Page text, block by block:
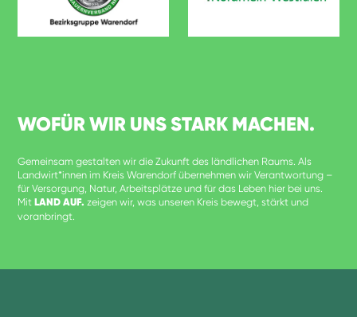
WOFÜR WIR UNS STARK MACHEN.
Gemeinsam gestalten wir die Zukunft des ländlichen Raums. Als
Landwirt*innen im Kreis Warendorf übernehmen wir Verantwortung –
für Versorgung, Natur, Arbeitsplätze und für das Leben hier bei uns.
MitLAND AUF. zeigen wir, was unseren Kreis bewegt, stärkt und
voranbringt.